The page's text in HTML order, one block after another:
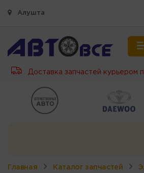
Алушта
Доставка запчастей курьером
Главная Каталог запчастей